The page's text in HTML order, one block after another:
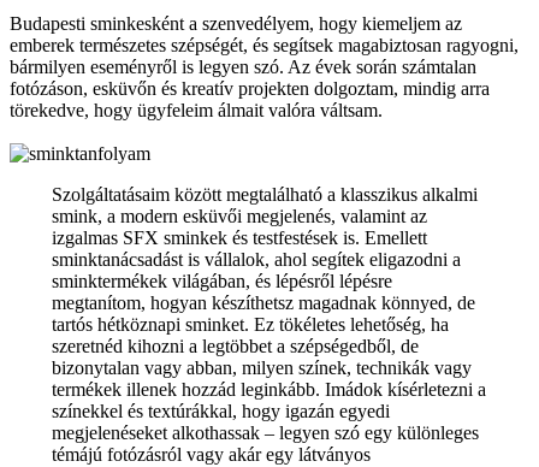
Budapesti sminkesként a szenvedélyem, hogy kiemeljem az
emberek természetes szépségét, és segítsek magabiztosan ragyogni,
bármilyen eseményről is legyen szó. Az évek során számtalan
fotózáson, esküvőn és kreatív projekten dolgoztam, mindig arra
törekedve, hogy ügyfeleim álmait valóra váltsam.
Szolgáltatásaim között megtalálható a klasszikus alkalmi
smink, a modern esküvői megjelenés, valamint az
izgalmas SFX sminkek és testfestések is. Emellett
sminktanácsadást is vállalok, ahol segítek eligazodni a
sminktermékek világában, és lépésről lépésre
megtanítom, hogyan készíthetsz magadnak könnyed, de
tartós hétköznapi sminket. Ez tökéletes lehetőség, ha
szeretnéd kihozni a legtöbbet a szépségedből, de
bizonytalan vagy abban, milyen színek, technikák vagy
termékek illenek hozzád leginkább. Imádok kísérletezni a
színekkel és textúrákkal, hogy igazán egyedi
megjelenéseket alkothassak – legyen szó egy különleges
témájú fotózásról vagy akár egy látványos